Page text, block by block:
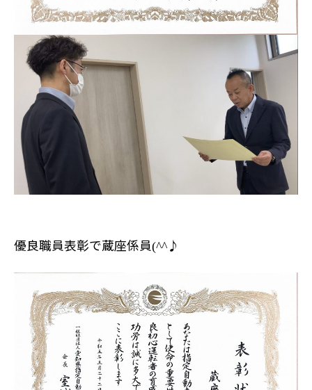
優良職員表彰で蔵座係員(^^ ♪